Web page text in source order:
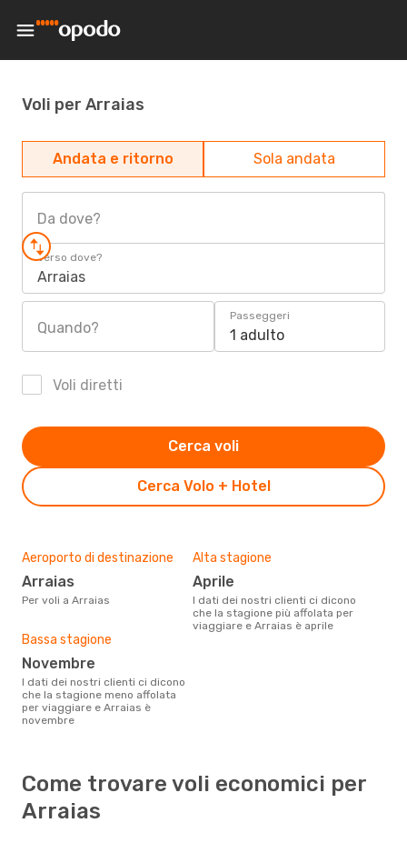
Voli per Arraias
Andata e ritorno Sola andata
Da dove?
Verso dove?
Arraias
Quando?
Passeggeri
1 adulto
Voli diretti
Cerca Volo + Hotel
Cerca voli
Aeroporto di destinazione
Arraias
Per voli a Arraias
Alta stagione
aprile
I dati dei nostri clienti ci dicono
che la stagione più affolata per
viaggiare e Arraias è aprile
Bassa stagione
novembre
I dati dei nostri clienti ci dicono
che la stagione meno affolata
per viaggiare e Arraias è
novembre
Come trovare voli economici per
Arraias